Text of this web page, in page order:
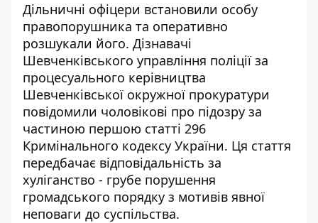
Дільничні офіцери встановили особу
правопорушника та оперативно
розшукали його. Дізнавачі
Шевченківського управління поліції за
процесуального керівництва
Шевченківської окружної прокуратури
повідомили чоловікові про підозру за
частиною першою статті 296
Кримінального кодексу України. Ця стаття
передбачає відповідальність за
хуліганство - грубе порушення
громадського порядку з мотивів явної
неповаги до суспільства.